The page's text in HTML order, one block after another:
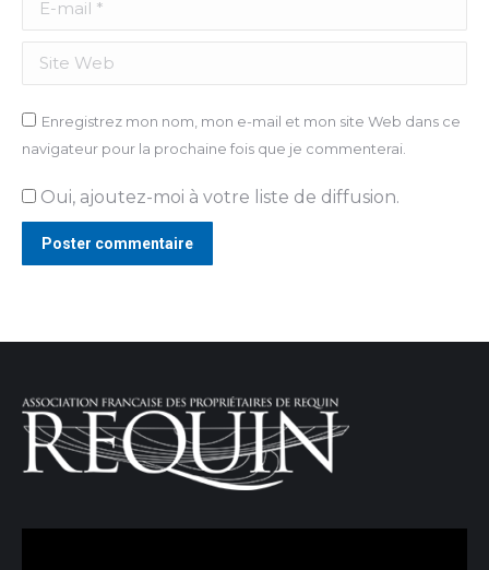
Site Web
Enregistrez mon nom, mon e-mail et mon site Web dans ce
navigateur pour la prochaine fois que je commenterai.
Oui, ajoutez-moi à votre liste de diffusion.
Poster commentaire